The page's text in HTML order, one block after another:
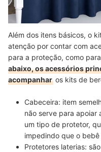
Além dos itens básicos, o
atenção por contar com
para a proteção, como
abaixo, os acessórios
acompanhar os kits de
Cabeceira: item
não serve para apoiar
um tipo de protetor,
impedindo que o
Protetores laterias: são